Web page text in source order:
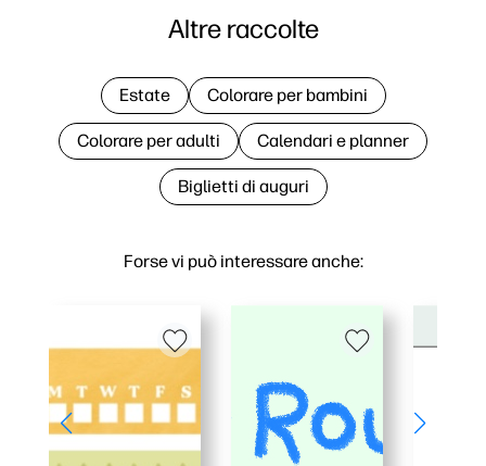
Forse vi può interessare anche:
Altre raccolte
Estate Colorare per bambini
Colorare per adulti Calendari e planner
Biglietti di auguri